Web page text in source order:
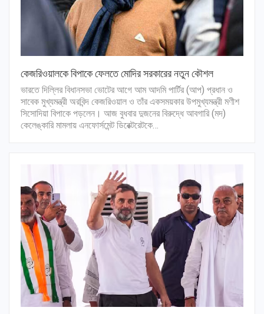
কেজরিওয়ালকে বিপাকে ফেলতে মোদির সরকারের নতুন কৌশল
ভারতে দিল্লির বিধানসভা ভোটের আগে আম আদমি পার্টির (আপ) প্রধান ও
সাবেক মুখ্যমন্ত্রী অরবিন্দ কেজরিওয়াল ও তাঁর একসময়কার উপমুখ্যমন্ত্রী মণীশ
সিসোদিয়া বিপাকে পড়লেন। আজ বুধবার দুজনের বিরুদ্ধে আবগারি (মদ)
কেলেঙ্কারি মামলায় এনফোর্সমেন্ট ডিরেক্টরেটকে…